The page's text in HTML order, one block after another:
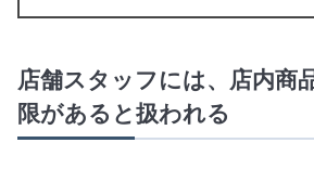
店舗スタッフには、店内商
限があると扱われる